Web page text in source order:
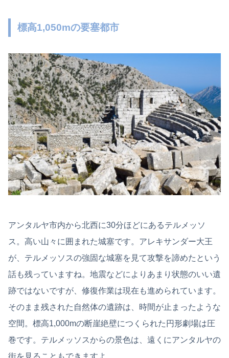
標高1,050mの要塞都市
アンタルヤ市内から北西に30分ほどにあるテルメッソ
ス。高い山々に囲まれた城塞です。アレキサンダー大王
が、テルメッソスの強固な城塞を見て攻撃を諦めたという
話も残っていますね。地震などによりあまり状態のいい遺
跡ではないですが、修復作業は現在も進められています。
そのまま残された自然体の遺跡は、時間が止まったような
空間。標高1,000mの断崖絶壁につくられた円形劇場は圧
巻です。テルメッソスからの景色は、遠くにアンタルヤの